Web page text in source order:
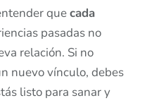
quecada
pasadas no
relación. Si no
nuevo vínculo, debes
listo para sanar y